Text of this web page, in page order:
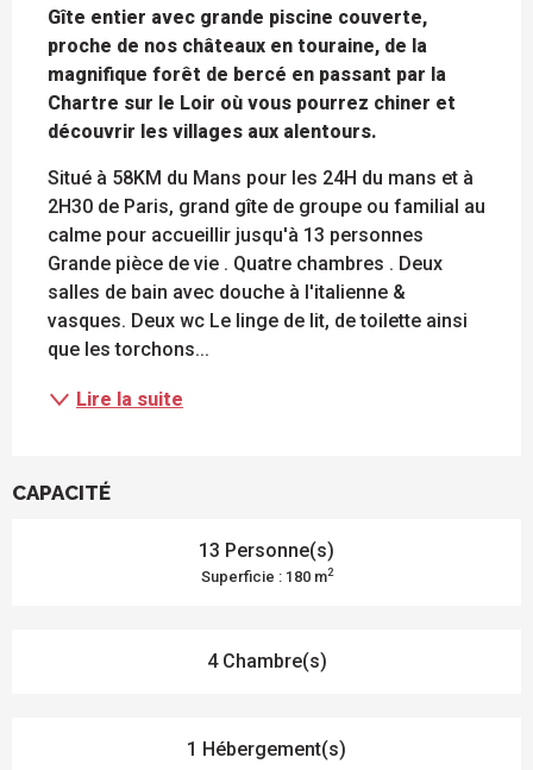
Gîte entier avec grande piscine couverte,
proche de nos châteaux en touraine, de la
magnifique forêt de bercé en passant par la
Chartre sur le Loir où vous pourrez chiner et
découvrir les villages aux alentours.
Situé à 58KM du Mans pour les 24H du mans et à
2H30 de Paris, grand gîte de groupe ou familial au
calme pour accueillir jusqu'à 13 personnes
Grande pièce de vie . Quatre chambres . Deux
salles de bain avec douche à l'italienne &
vasques. Deux wc Le linge de lit, de toilette ainsi
que les torchons...
Lire la suite
CAPACITÉ
13 Personne(s)
Superficie : 180 m2
4 Chambre(s)
1 Hébergement(s)